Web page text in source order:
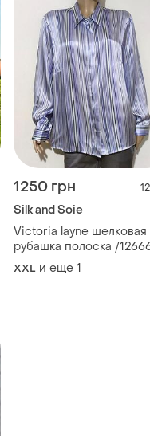
1250 грн 12
Silk and Soie
Victoria layne шелковая
рубашка полоска /
XXL и еще 1